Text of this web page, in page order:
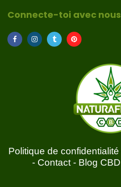
Connecte-toi avec nous
Politique de confidentialité
- Contact - Blog CBD